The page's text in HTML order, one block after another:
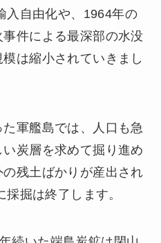
入自由化や、1964年の
件による最深部の水没
は縮小されていきまし
軍艦島では、人口も急
炭層を求めて掘り進め
残土ばかりが産出され
掘は終了します。